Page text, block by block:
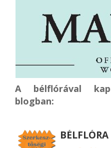
A bélflórával
blogban:
BÉLFLÓRA